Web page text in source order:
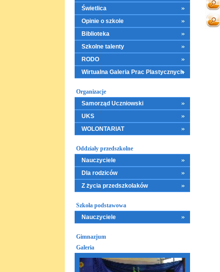
Świetlica
Opinie o szkole
Biblioteka
Szkolne talenty
RODO
Wirtualna Galeria Prac Plastycznych
Organizacje
Samorząd Uczniowski
UKS
WOLONTARIAT
Oddziały przedszkolne
Nauczyciele
Dla rodziców
Z życia przedszkolaków
Szkoła podstawowa
Nauczyciele
Gimnazjum
Galeria